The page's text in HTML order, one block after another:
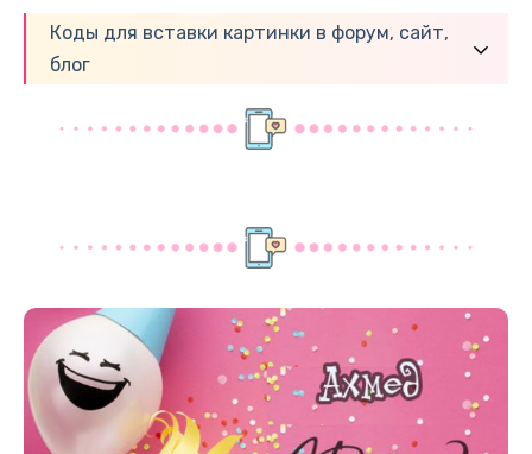
Коды для вставки картинки в форум, сайт,
блог